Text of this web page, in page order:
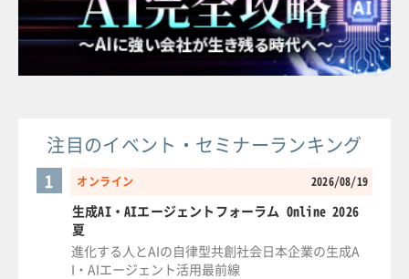
注目のイベント・セミナーランキング
オンライン 2026/08/19
1
生成AI・AIエージェントフォーラム Online 2026
夏
進化する人とAIの自律型共創社会日本企業の生成A
I・AIエージェント活用最前線